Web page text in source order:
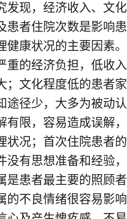
发现，经济收入、文
患者住院次数是影响
健康状况的主要因素
重的经济负担，低收
；文化程度低的患者
途径少，大多为被动
有限，容易造成误解
状况；首次住院患者
没有思想准备和经验
是患者最主要的照顾
的不良情绪很容易影